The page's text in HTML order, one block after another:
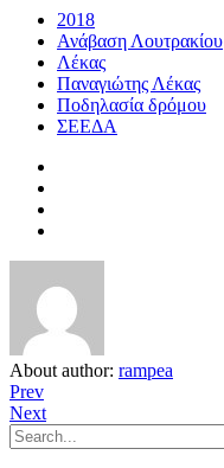
2018
Ανάβαση Λουτρακίου
Λέκας
Παναγιώτης Λέκας
Ποδηλασία δρόμου
ΣΕΕΔΑ
About author: rampea
Prev
Next